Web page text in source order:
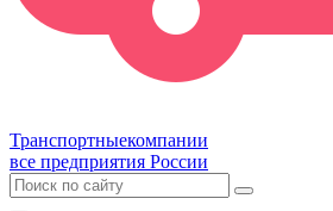
Транспортныекомпании
все предприятия России